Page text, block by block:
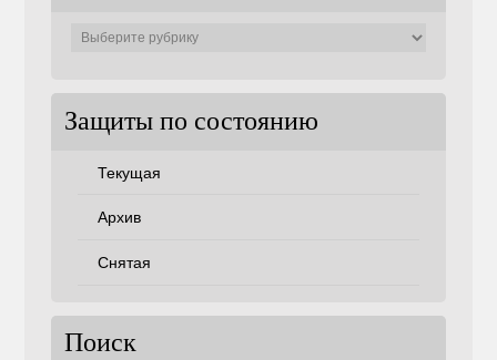
Защиты по состоянию
Текущая
Архив
Снятая
Поиск